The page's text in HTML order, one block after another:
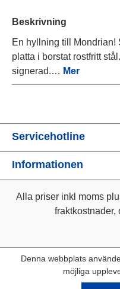
Beskrivning
En hyllning till Mondrian!
platta i borstat rostfritt
signerad.… Mer
Servicehotline
Informationen
Alla priser inkl moms
fraktkostnader,
Denna webbplats
möjliga